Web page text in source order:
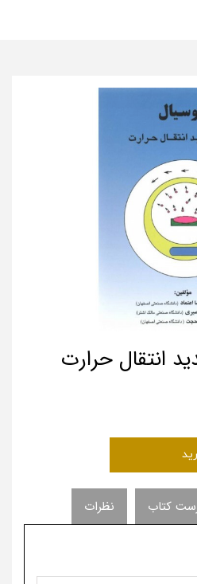
انتقال حرارت
کتاب نظرات